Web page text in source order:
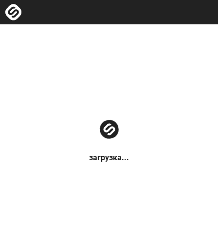
загрузка...